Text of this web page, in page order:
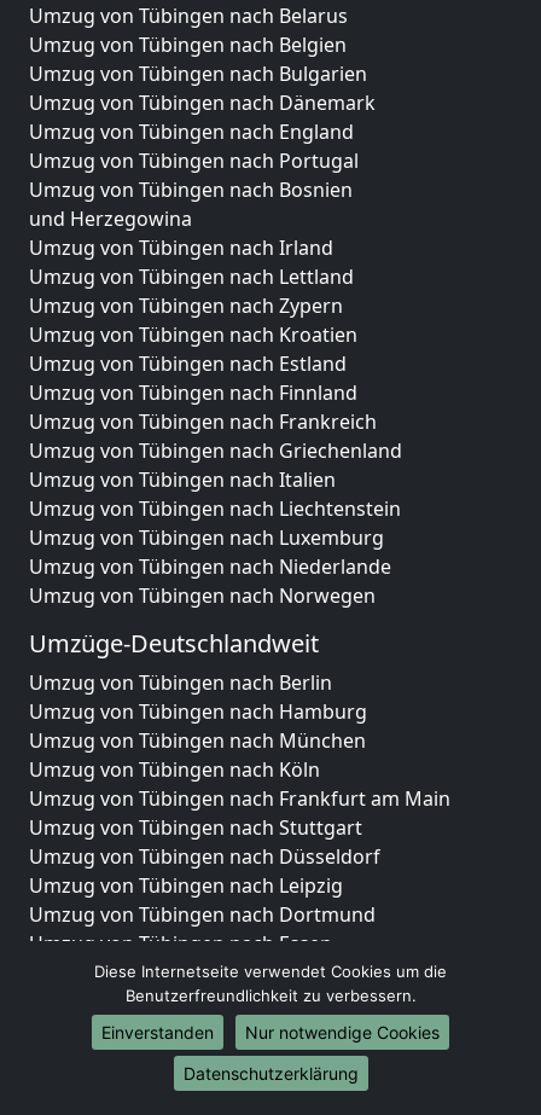
Umzug von Tübingen nach Belarus
Umzug von Tübingen nach Belgien
Umzug von Tübingen nach Bulgarien
Umzug von Tübingen nach Dänemark
Umzug von Tübingen nach England
Umzug von Tübingen nach Portugal
Umzug von Tübingen nach Bosnien
und Herzegowina
Umzug von Tübingen nach Irland
Umzug von Tübingen nach Lettland
Umzug von Tübingen nach Zypern
Umzug von Tübingen nach Kroatien
Umzug von Tübingen nach Estland
Umzug von Tübingen nach Finnland
Umzug von Tübingen nach Frankreich
Umzug von Tübingen nach Griechenland
Umzug von Tübingen nach Italien
Umzug von Tübingen nach Liechtenstein
Umzug von Tübingen nach Luxemburg
Umzug von Tübingen nach Niederlande
Umzug von Tübingen nach Norwegen
Umzüge-Deutschlandweit
Umzug von Tübingen nach Berlin
Umzug von Tübingen nach Hamburg
Umzug von Tübingen nach München
Umzug von Tübingen nach Köln
Umzug von Tübingen nach Frankfurt am Main
Umzug von Tübingen nach Stuttgart
Umzug von Tübingen nach Düsseldorf
Umzug von Tübingen nach Leipzig
Umzug von Tübingen nach Dortmund
Umzug von Tübingen nach Essen
Umzug von Tübingen nach Bremen
Umzug von Tübingen nach Dresden
Umzug von Tübingen nach Hannover
Umzug von Tübingen nach Nürnberg
Umzug von Tübingen nach Duisburg
Diese Internetseite verwendet Cookies um die
Benutzerfreundlichkeit zu verbessern.
Einverstanden
Nur notwendige Cookies
Datenschutzerklärung